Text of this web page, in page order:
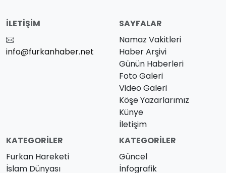
İLETIŞIM
info@furkanhaber.net
SAYFALAR
Namaz Vakitleri
Haber Arşivi
Günün Haberleri
Foto Galeri
Video Galeri
Köşe Yazarlarımız
Künye
İletişim
KATEGORILER
Furkan Hareketi
İslam Dünyası
KATEGORILER
Güncel
İnfografik